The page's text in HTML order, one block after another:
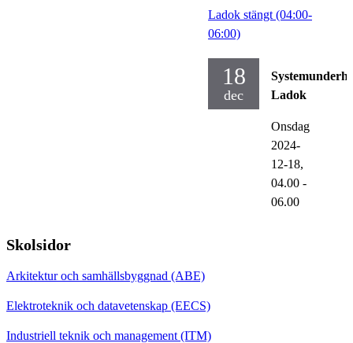
Ladok stängt (04:00-
06:00)
18
dec
Ladok
Onsdag
2024-
12-18,
04.00 -
06.00
Skolsidor
Arkitektur och samhällsbyggnad (ABE)
Elektroteknik och datavetenskap (EECS)
Industriell teknik och management (ITM)